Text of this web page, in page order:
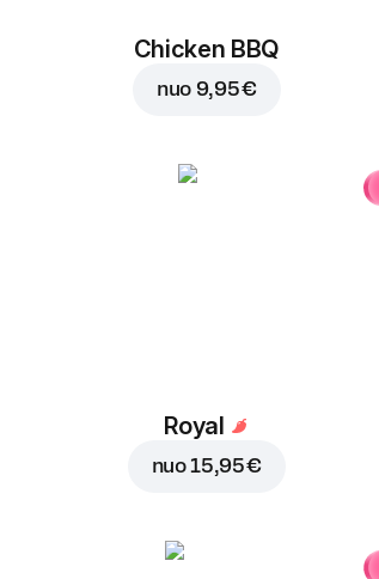
Chicken BBQ
nuo 9,95 €
Royal
nuo15,95 €